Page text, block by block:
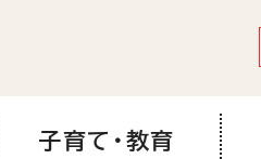
子育て・教育